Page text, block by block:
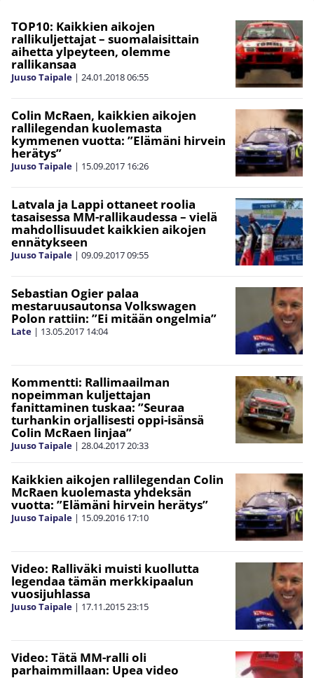
TOP10: Kaikkien aikojen
rallikuljettajat – suomalaisittain
aihetta ylpeyteen, olemme
rallikansaa
Juuso Taipale | 24.01.201806:55
Colin McRaen, kaikkien aikojen
rallilegendan kuolemasta
kymmenen vuotta: ”Elämäni hirvein
herätys”
Juuso Taipale | 15.09.2017 16:26
Latvala ja Lappi ottaneet roolia
tasaisessa MM-rallikaudessa – vielä
mahdollisuudet kaikkien aikojen
ennätykseen
Juuso Taipale | 09.09.201709:55
Sebastian Ogier palaa
mestaruusautonsa Volkswagen
Polon rattiin: ”Ei mitään ongelmia”
Late | 13.05.2017 14:04
Kommentti: Rallimaailman
nopeimman kuljettajan
fanittaminen tuskaa: ”Seuraa
turhankin orjallisesti oppi-isänsä
Colin McRaen linjaa”
Juuso Taipale | 28.04.201720:33
Kaikkien aikojen rallilegendan Colin
McRaen kuolemasta yhdeksän
vuotta: ”Elämäni hirvein herätys”
Juuso Taipale | 15.09.2016 17:10
Video: Ralliväki muisti kuollutta
legendaa tämän merkkipaalun
vuosijuhlassa
Juuso Taipale | 17.11.201523:15
Video: Tätä MM-ralli oli
parhaimmillaan: Upea video